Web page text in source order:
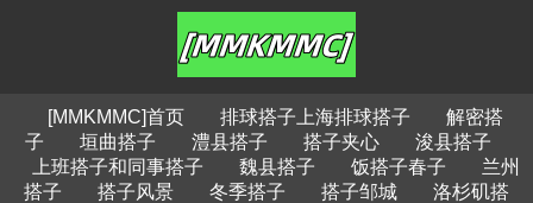
[MMKMMC]首页 排球搭子上海排球搭子
解密搭
子
垣曲搭子 澧县搭子 搭子夹心
浚县搭子
上班搭子和同事搭子
魏县搭子 饭搭子春子
兰州
搭子
搭子风景 冬季搭子 搭子邹城
洛杉矶搭